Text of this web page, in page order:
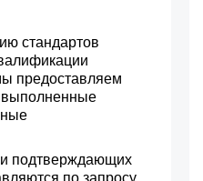
стандартов
предоставляем
выполненные
подтверждающих